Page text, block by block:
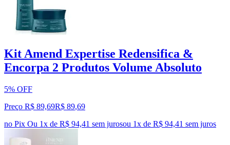
Kit Amend Expertise Redensifica &
Encorpa 2 Produtos Volume Absoluto
5% OFF
Preço R$ 89,69R$ 89,69
no Pix Ou 1x de R$ 94,41 sem jurosou 1x de R$ 94,41 sem juros